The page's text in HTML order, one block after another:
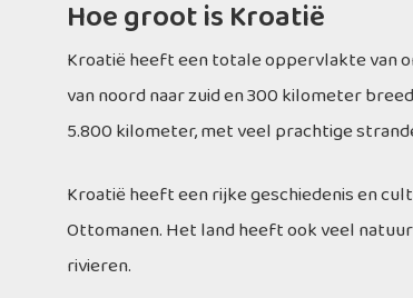
Hoe groot is Kroatië
Kroatië heeft een totale oppervlakte van
van noord naar zuid en 300 kilometer
5.800 kilometer, met veel prachtige
Kroatië heeft een rijke geschiedenis en
Ottomanen. Het land heeft ook veel
rivieren.